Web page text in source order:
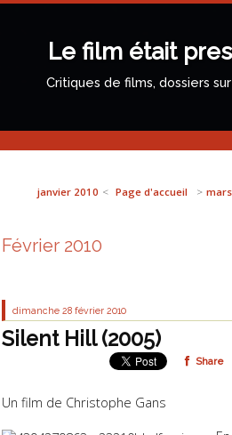
Le film était
Critiques de films, dossiers
janvier 2010 Page d'accueil
Février 2010
dimanche 28 février 2010
Silent Hill (2005)
Share
Un film de Christophe Gans